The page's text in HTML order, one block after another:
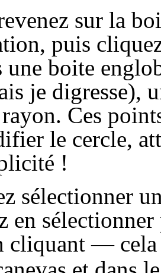
sur la
, puis
une boite
je digresse),
Ces
le cercle,
!
sélectionner
en
cliquant — cela